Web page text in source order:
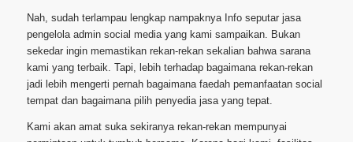
Nah, sudah terlampau lengkap nampaknya Info seputar jasa
pengelola admin social media yang kami sampaikan. Bukan
sekedar ingin memastikan rekan-rekan sekalian bahwa sarana
kami yang terbaik. Tapi, lebih terhadap bagaimana rekan-rekan
jadi lebih mengerti pernah bagaimana faedah pemanfaatan social
tempat dan bagaimana pilih penyedia jasa yang tepat.
Kami akan amat suka sekiranya rekan-rekan mempunyai